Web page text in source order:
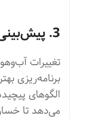
3. پیش‌بینی آب‌وهوا و شرایط اقلیمی
تغییرات
برنامه‌ریزی
الگوهای
می‌دهد تا